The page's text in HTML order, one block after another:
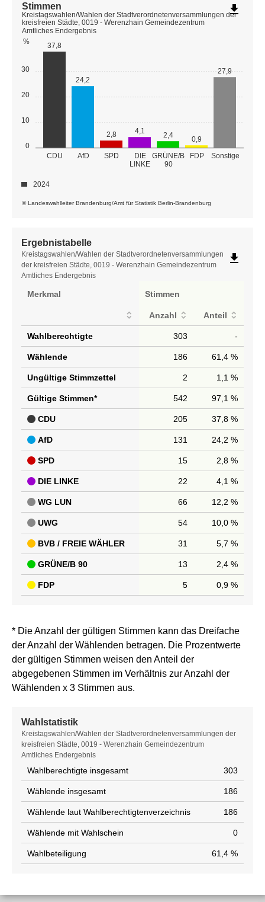
0
10
20
30
%
CDU AfD SPD
DIE
LINKE
GRÜNE/B
90
FDP Sonstige
37,8
24,2
2,8 4,1 2,4 0,9
27,9
© Landeswahlleiter Brandenburg/Amt für Statistik Berlin-Brandenburg
Stimmen
Kreistagswahlen/Wahlen der Stadtverordnetenversammlungen der
kreisfreien Städte, 0019 - Werenzhain Gemeindezentrum
Amtliches Endergebnis
2024
file_download
Ergebnistabelle
Ergebnistabelle
Kreistagswahlen/Wahlen der Stadtverordnetenversammlungen
der kreisfreien Städte, 0019 - Werenzhain Gemeindezentrum
Amtliches Endergebnis
file_download
Merkmal Stimmen
Anzahl Anteil
Wahlberechtigte 303 -
Wählende 186 61,4 %
Ungültige Stimmzettel 2 1,1 %
Gültige Stimmen* 542 97,1 %
CDU 205 37,8 %
AfD 131 24,2 %
SPD 15 2,8 %
DIE LINKE 22 4,1 %
WG LUN 66 12,2 %
UWG 54 10,0 %
BVB / FREIE WÄHLER 31 5,7 %
GRÜNE/B 90 13 2,4 %
FDP 5 0,9 %
* Die Anzahl der gültigen Stimmen kann das Dreifache
der Anzahl der Wählenden betragen. Die Prozentwerte
der gültigen Stimmen weisen den Anteil der
abgegebenen Stimmen im Verhältnis zur Anzahl der
Wählenden x 3 Stimmen aus.
Wahlstatistik
Wahlstatistik
Kreistagswahlen/Wahlen der Stadtverordnetenversammlungen der
kreisfreien Städte, 0019 - Werenzhain Gemeindezentrum
Amtliches Endergebnis
Wahlberechtigte insgesamt 303
Wählende insgesamt 186
Wählende laut Wahlberechtigtenverzeichnis 186
Wählende mit Wahlschein 0
Wahlbeteiligung 61,4 %